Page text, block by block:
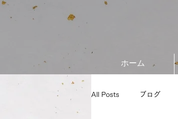
ホーム
All Posts ブログ